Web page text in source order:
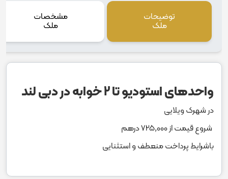
توضیحات
ملک
مشخصات
ملک
واحدهای استودیو تا 2 خوابه در دبی لند
در شهرک ویلایی
شروع قیمت از 725,000 درهم
باشرایط پرداخت منعطف و استثنایی